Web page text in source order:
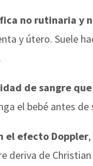
no rutinaria y
y útero. Suele
.
de sangre
el bebé antes de
el efecto Doppler
deriva de